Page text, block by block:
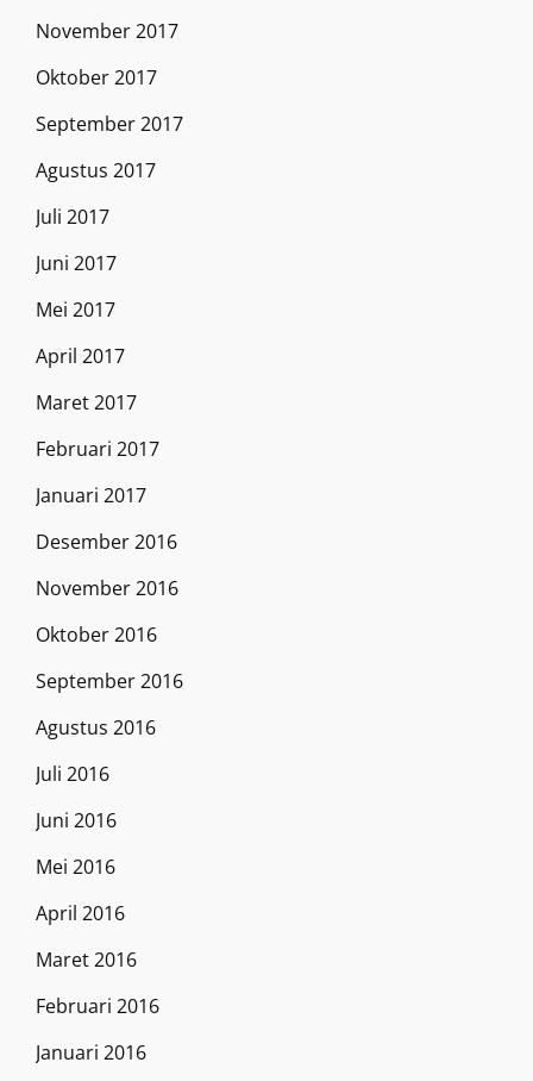
November 2017
Oktober 2017
September 2017
Agustus 2017
Juli 2017
Juni 2017
Mei 2017
April 2017
Maret 2017
Februari 2017
Januari 2017
Desember 2016
November 2016
Oktober 2016
September 2016
Agustus 2016
Juli 2016
Juni 2016
Mei 2016
April 2016
Maret 2016
Februari 2016
Januari 2016